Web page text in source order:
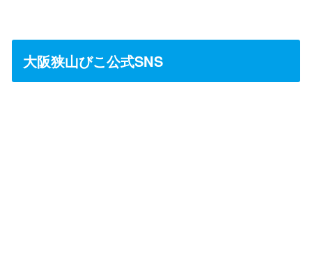
大阪狭山びこ公式SNS